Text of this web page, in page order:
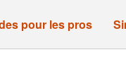
pour les pros